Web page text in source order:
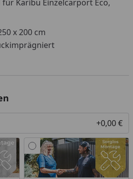
Karibu Einzelcarport Eco,
x 200 cm
+0,00 €